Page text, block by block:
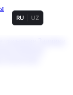
RU UZ